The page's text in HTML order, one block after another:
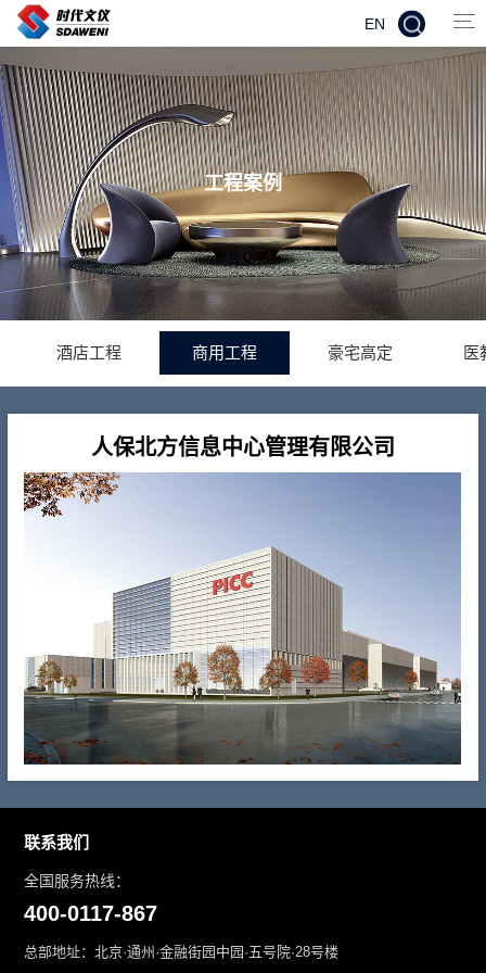
EN
工程案例
酒店工程 商用工程 豪宅高定 医
人保北方信息中心管理有限公司
联系我们
全国服务热线：
400-0117-867
总部地址：北京·通州·金融街园中园·五号院·28号楼